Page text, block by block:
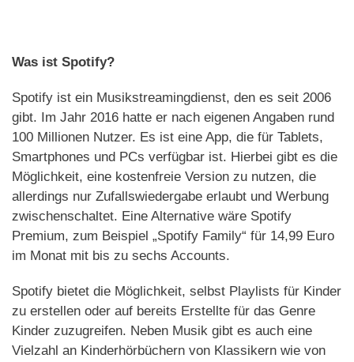
Was ist Spotify?
Spotify ist ein Musikstreamingdienst, den es seit 2006
gibt. Im Jahr 2016 hatte er nach eigenen Angaben rund
100 Millionen Nutzer. Es ist eine App, die für Tablets,
Smartphones und PCs verfügbar ist. Hierbei gibt es die
Möglichkeit, eine kostenfreie Version zu nutzen, die
allerdings nur Zufallswiedergabe erlaubt und Werbung
zwischenschaltet. Eine Alternative wäre Spotify
Premium, zum Beispiel „Spotify Family“ für 14,99 Euro
im Monat mit bis zu sechs Accounts.
Spotify bietet die Möglichkeit, selbst Playlists für Kinder
zu erstellen oder auf bereits Erstellte für das Genre
Kinder zuzugreifen. Neben Musik gibt es auch eine
Vielzahl an Kinderhörbüchern von Klassikern wie von